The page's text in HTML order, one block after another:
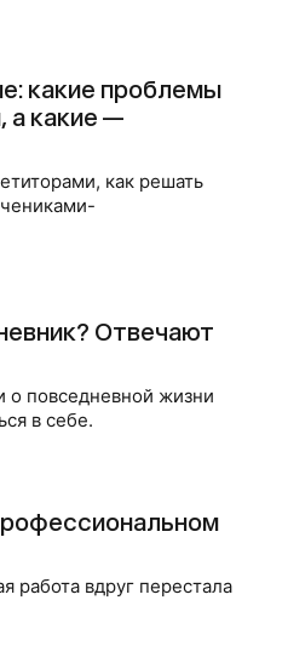
какие проблемы
а какие —
как решать
Отвечают
о повседневной жизни
в себе.
работа вдруг перестала